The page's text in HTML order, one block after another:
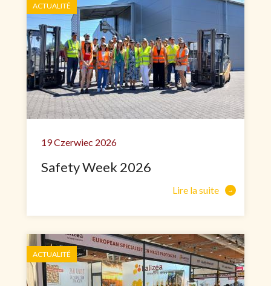
ACTUALITÉ
19 Czerwiec 2026
Safety Week 2026
Lire la suite
ACTUALITÉ